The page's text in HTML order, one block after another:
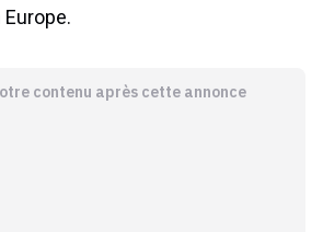
contenu après cette annonce